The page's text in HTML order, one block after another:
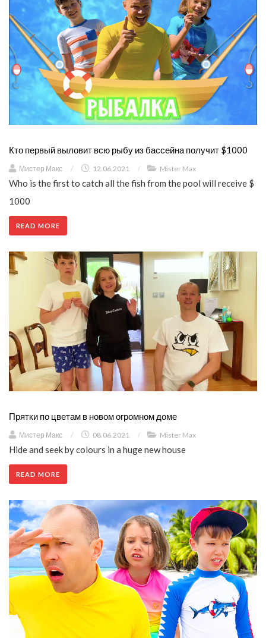
Кто первый выловит всю рыбу из бассейна получит $1000
Мистер Макс / 12.06.2021 / Mister Max
Who is the first to catch all the fish from the pool will receive $
1000
READ MORE
Прятки по цветам в новом огромном доме
Мистер Макс / 08.06.2021 / Mister Max
Hide and seek by colours in a huge new house
READ MORE